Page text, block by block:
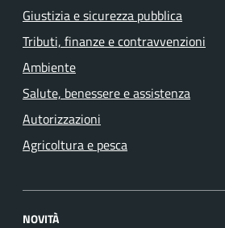
Giustizia e sicurezza pubblica
Tributi, finanze e contravvenzioni
Ambiente
Salute, benessere e assistenza
Autorizzazioni
Agricoltura e pesca
NOVITÀ